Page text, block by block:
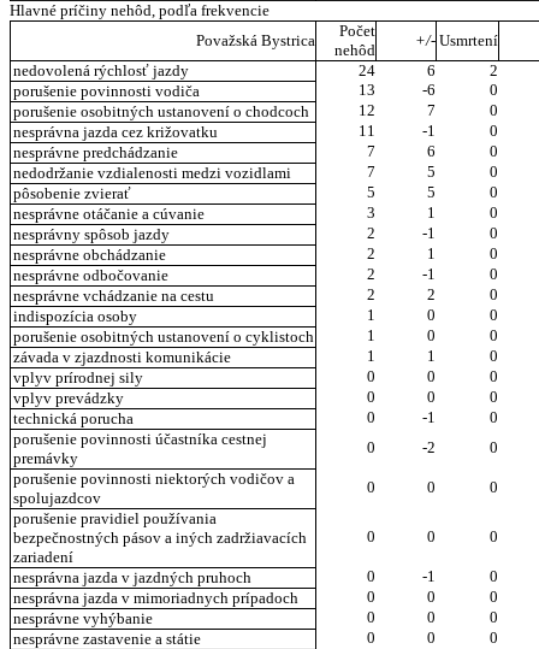
Hlavné príčiny nehôd, podľa frekvencie
Považská Bystrica
Počet
nehôd
+/- Usmrtení
nedovolená rýchlosť jazdy
24 6
2
porušenie povinnosti vodiča
13 -6
0
porušenie osobitných ustanovení o chodcoch
12 7
0
nesprávna jazda cez križovatku
11 -1
0
nesprávne predchádzanie
7 6
0
nedodržanie vzdialenosti medzi vozidlami
7 5
0
pôsobenie zvierať
5 5
0
nesprávne otáčanie a cúvanie
3 1
0
nesprávny spôsob jazdy
2 -1
0
nesprávne obchádzanie
2 1
0
nesprávne odbočovanie
2 -1
0
nesprávne vchádzanie na cestu
2 2
0
indispozícia osoby
1 0
0
porušenie osobitných ustanovení o cyklistoch
1 0
0
závada v zjazdnosti komunikácie
1 1
0
vplyv prírodnej sily
0 0
0
vplyv prevádzky
0 0
0
technická porucha
0 -1
0
porušenie povinnosti účastníka cestnej
premávky
0 -2
0
porušenie povinnosti niektorých vodičov a
spolujazdcov
0 0
0
porušenie pravidiel používania
bezpečnostných pásov a iných zadržiavacích
zariadení
0 0 0
nesprávna jazda v jazdných pruhoch 0 -1
0
nesprávna jazda v mimoriadnych prípadoch
0 0
0
nesprávne vyhýbanie
0 0
0
nesprávne zastavenie a státie
0 0
0